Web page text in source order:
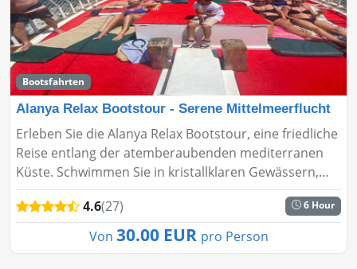
Bootsfahrten
Alanya Relax Bootstour - Serene Mittelmeerflucht
Erleben Sie die Alanya Relax Bootstour, eine friedliche
Reise entlang der atemberaubenden mediterranen
Küste. Schwimmen Sie in kristallklaren Gewässern,
sonnen Sie sich und genießen Sie atemberaubende
Aussichten. Perf...
4.6(27) 6 Hour
Von 30.00 EUR pro Person